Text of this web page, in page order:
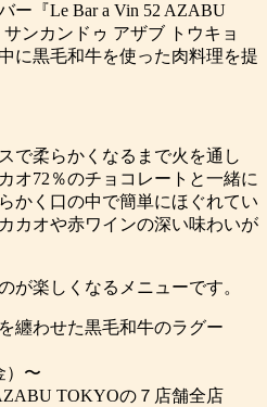
ー『Le Bar a Vin 52 AZABU
ンカンドゥ アザブ トウキョ
に黒毛和牛を使った肉料理を提
で柔らかくなるまで火を通し
オ72％のチョコレートと一緒に
かく口の中で簡単にほぐれてい
カオや赤ワインの深い味わいが
が楽しくなるメニューです。
纏わせた黒毛和牛のラグー
）〜
TOKYOの７店舗全店